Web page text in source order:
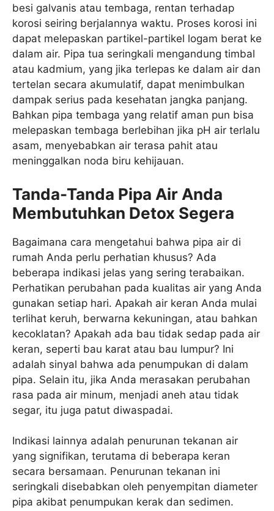
besi galvanis atau tembaga, rentan terhadap
korosi seiring berjalannya waktu. Proses korosi ini
dapat melepaskan partikel-partikel logam berat ke
dalam air. Pipa tua seringkali mengandung timbal
atau kadmium, yang jika terlepas ke dalam air dan
tertelan secara akumulatif, dapat menimbulkan
dampak serius pada kesehatan jangka panjang.
Bahkan pipa tembaga yang relatif aman pun bisa
melepaskan tembaga berlebihan jika pH air terlalu
asam, menyebabkan air terasa pahit atau
meninggalkan noda biru kehijauan.
Tanda-Tanda Pipa Air Anda
Membutuhkan Detox Segera
Bagaimana cara mengetahui bahwa pipa air di
rumah Anda perlu perhatian khusus? Ada
beberapa indikasi jelas yang sering terabaikan.
Perhatikan perubahan pada kualitas air yang Anda
gunakan setiap hari. Apakah air keran Anda mulai
terlihat keruh, berwarna kekuningan, atau bahkan
kecoklatan? Apakah ada bau tidak sedap pada air
keran, seperti bau karat atau bau lumpur? Ini
adalah sinyal bahwa ada penumpukan di dalam
pipa. Selain itu, jika Anda merasakan perubahan
rasa pada air minum, menjadi aneh atau tidak
segar, itu juga patut diwaspadai.
Indikasi lainnya adalah penurunan tekanan air
yang signifikan, terutama di beberapa keran
secara bersamaan. Penurunan tekanan ini
seringkali disebabkan oleh penyempitan diameter
pipa akibat penumpukan kerak dan sedimen.